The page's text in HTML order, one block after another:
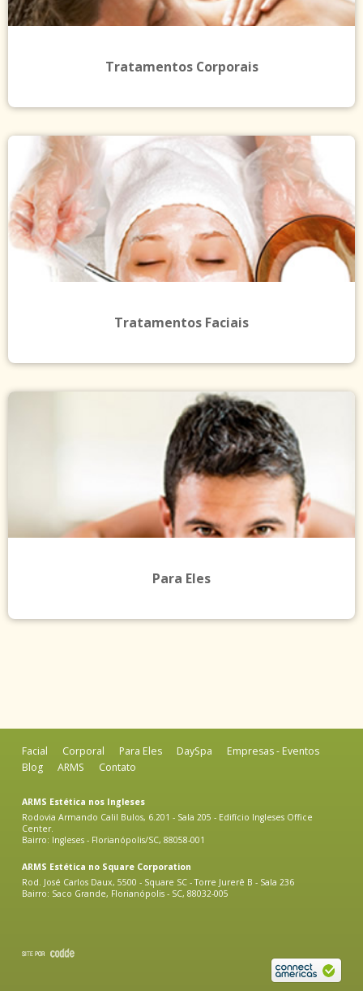
Tratamentos Corporais
Tratamentos Faciais
Para Eles
Facial Corporal Para Eles DaySpa
Empresas - Eventos
Blog
ARMS Contato
ARMS Estética nos Ingleses
Rodovia Armando Calil Bulos, 6.201 - Sala 205 - Edifício Ingleses Office
Center.
Bairro: Ingleses - Florianópolis/SC, 88058-001
ARMS Estética no Square Corporation
Rod. José Carlos Daux, 5500 - Square SC - Torre Jurerê B - Sala 236
Bairro: Saco Grande, Florianópolis - SC, 88032-005